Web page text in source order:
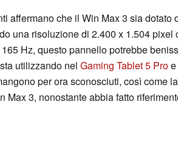
affermano che il Win Max 3 sia
una risoluzione di 2.400 x 1.504 pixel
Hz, questo pannello potrebbe
utilizzando nel Gaming Tablet 5 Proe
per ora sconosciuti, così come
Max 3, nonostante abbia fatto